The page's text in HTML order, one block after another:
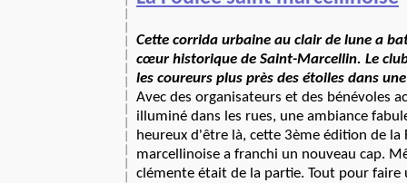
Cette corrida urbaine au clair de lune a
cœur historique de Saint-Marcellin. Le
les coureurs plus près des étoiles dans
Avec des organisateurs et des bénévoles
illuminé dans les rues, une ambiance
heureux d'être là, cette 3ème édition de la
marcellinoise a franchi un nouveau cap.
clémente était de la partie. Tout pour faire